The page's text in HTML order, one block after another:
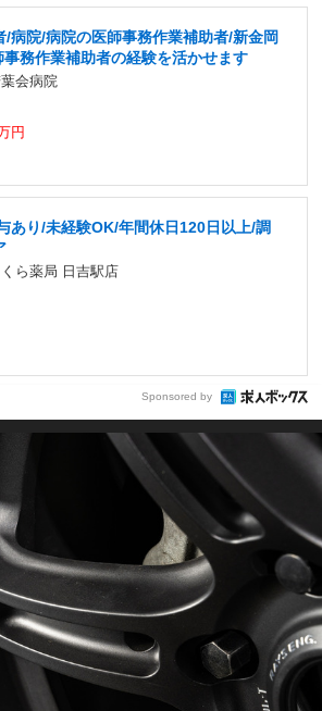
/病院/病院の医師事務作業補助者/新金岡
務作業補助者の経験を活かせます
会病院
円
あり/未経験OK/年間休日120日以上/調
ら薬局 日吉駅店
Sponsored by